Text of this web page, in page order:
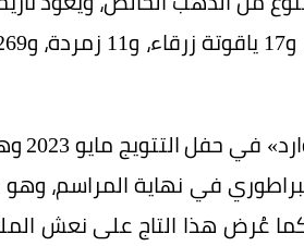
ورغم أن
في نهاية المراسم،
عُرض هذا التاج على نعش